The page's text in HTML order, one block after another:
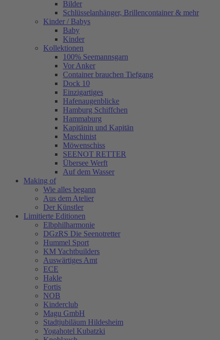
Bilder
Schlüsselanhänger, Brillencontainer & mehr
Kinder / Babys
Baby
Kinder
Kollektionen
100% Seemannsgarn
Vor Anker
Container brauchen Tiefgang
Dock 10
Einzigartiges
Hafenaugen­blicke
Hamburg Schiffchen
Hammaburg
Kapitänin und Kapitän
Maschinist
Möwenschiss
SEENOT RETTER
Übersee Werft
Auf dem Wasser
Making of
Wie alles begann
Aus dem Atelier
Der Künstler
Limitierte Editionen
Elbphilharmonie
DGzRS Die Seenotretter
Hummel Sport
KM Yachtbuilders
Auswärtiges Amt
ECE
Hakle
Fortis
NOB
Kinderclub
Magu GmbH
Stadtjubiläum Hildesheim
Yogahotel Kubatzki